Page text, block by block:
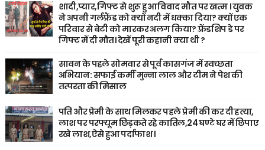
शादी,प्यार,गिफ्ट से शुरू हुआ विवाद मौत पर खत्म । युवक
ने अपनी गर्लफ्रैंड को क्यों नदी में धक्का दिया? क्यों एक
परिवार से बेटी को मारकर अलग किया? फ़्रेंडशिप डे पर
गिफ्ट में दी मौत। देखें पूरी कहानी क्या थी ?
सावन के पहले सोमवार से पूर्व कासगंज में स्वच्छता
अभियान: सफाई कर्मी मुन्ना लाल और टीम ने पेश की
तत्परता की मिसाल
पति और प्रेमी के साथ मिलकर पहले प्रेमी की कर दी हत्या,
लाश पर परफ्यूम छिड़कते रहे कातिल,24 घण्टे घर में छिपाए
रखे लाश,ऐसे हुआ पर्दाफाश ।